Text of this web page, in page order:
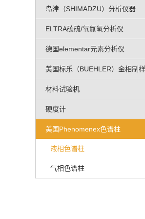
岛津（SHIMADZU）分析仪器
ELTRA碳硫/氧氮氢分析仪
德国elementar元素分析仪
美国标乐（BUEHLER）金相制
材料试验机
硬度计
美国Phenomenex色谱柱
液相色谱柱
气相色谱柱